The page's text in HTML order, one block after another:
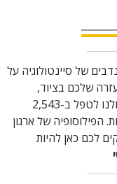
של סיינטולוגיה על
שלכם בציוד,
אספקה רפואית ואוהל בית החולים הגדול, יכולנו לטפל ב-2,543
מוקדי החייאה ו-5 אשפוזיות. הפילוסופיה של ארגון
לכם כאן להיות